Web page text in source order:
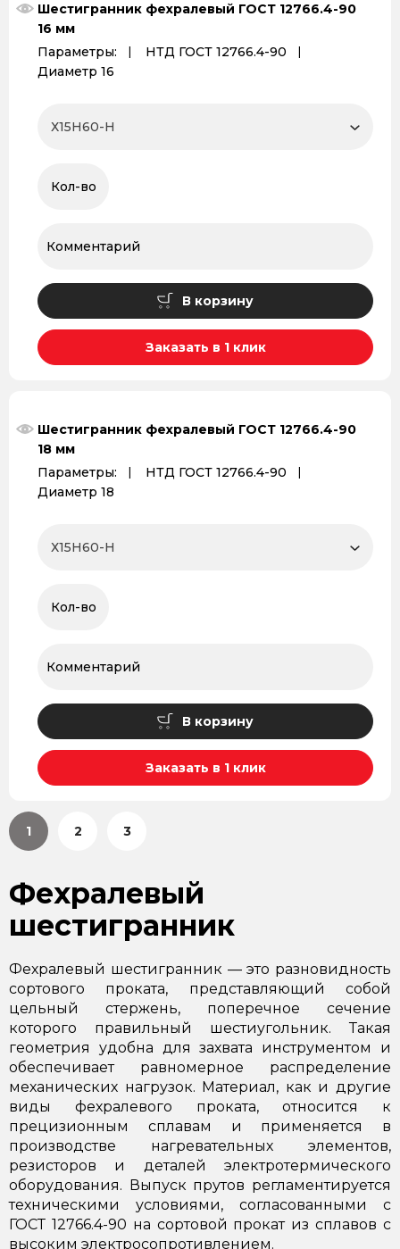
Шестигранник фехралевый ГОСТ 12766.4-90
16 мм
Параметры:
НТД ГОСТ 12766.4-90
Диаметр 16
В корзину
Заказать в 1 клик
Шестигранник фехралевый ГОСТ 12766.4-90
18 мм
Параметры:
НТД ГОСТ 12766.4-90
Диаметр 18
В корзину
Заказать в 1 клик
1 2 3
Фехралевый
шестигранник
Фехралевый шестигранник — это разновидность
сортового проката, представляющий собой
цельный стержень, поперечное сечение
которого правильный шестиугольник. Такая
геометрия удобна для захвата инструментом и
обеспечивает равномерное распределение
механических нагрузок. Материал, как и другие
виды фехралевого проката, относится к
прецизионным сплавам и применяется в
производстве нагревательных элементов,
резисторов и деталей электротермического
оборудования. Выпуск прутов регламентируется
техническими условиями, согласованными с
ГОСТ 12766.4-90 на сортовой прокат из сплавов с
высоким электросопротивлением.